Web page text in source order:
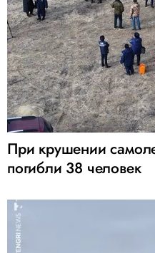
При крушении
погибли 38 человек